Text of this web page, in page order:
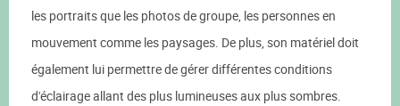
les portraits que les photos de groupe, les personnes en
mouvement comme les paysages. De plus, son matériel doit
également lui permettre de gérer différentes conditions
d'éclairage allant des plus lumineuses aux plus sombres.